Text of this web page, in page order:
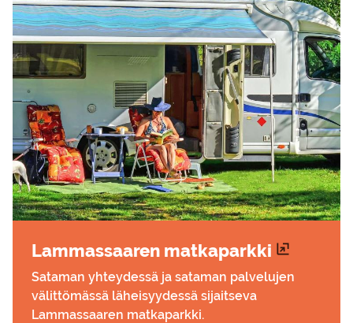
Lam­mas­saa­ren mat­ka­park­ki
Sataman yhteydessä ja sataman palvelujen
välittömässä läheisyydessä sijaitseva
Lammassaaren matkaparkki.